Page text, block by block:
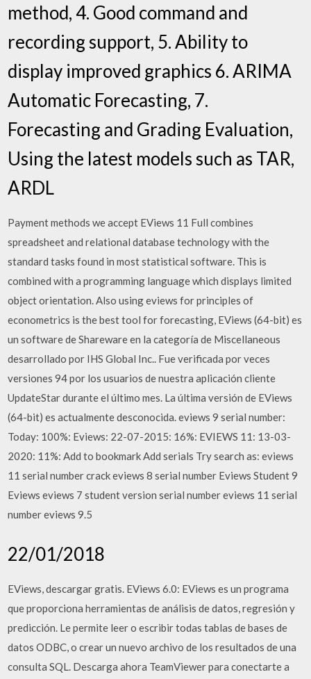
method, 4. Good command and
recording support, 5. Ability to
display improved graphics 6. ARIMA
Automatic Forecasting, 7.
Forecasting and Grading Evaluation,
Using the latest models such as TAR,
ARDL
Payment methods we accept EViews 11 Full combines
spreadsheet and relational database technology with the
standard tasks found in most statistical software. This is
combined with a programming language which displays limited
object orientation. Also using eviews for principles of
econometrics is the best tool for forecasting, EViews (64-bit) es
un software de Shareware en la categoría de Miscellaneous
desarrollado por IHS Global Inc.. Fue verificada por veces
versiones 94 por los usuarios de nuestra aplicación cliente
UpdateStar durante el último mes. La última versión de EViews
(64-bit) es actualmente desconocida. eviews 9 serial number:
Today: 100%: Eviews: 22-07-2015: 16%: EVIEWS 11: 13-03-
2020: 11%: Add to bookmark Add serials Try search as: eviews
11 serial number crack eviews 8 serial number Eviews Student 9
Eviews eviews 7 student version serial number eviews 11 serial
number eviews 9.5
22/01/2018
EViews, descargar gratis. EViews 6.0: EViews es un programa
que proporciona herramientas de análisis de datos, regresión y
predicción. Le permite leer o escribir todas tablas de bases de
datos ODBC, o crear un nuevo archivo de los resultados de una
consulta SQL. Descarga ahora TeamViewer para conectarte a